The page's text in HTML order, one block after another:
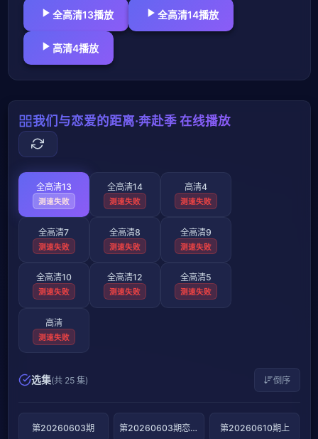
全高清13播放 全高清14播放
高清4播放
我们与恋爱的距离·奔赴季 在线播放
全高清13
测速失败
全高清14
测速失败
高清4
测速失败
全高清7
测速失败
全高清8
测速失败
全高清9
测速失败
全高清10
测速失败
全高清12
测速失败
全高清5
测速失败
高清
测速失败
选集(共 25 集) 倒序
第20260603期 第20260603期恋爱序曲 第20260610期上